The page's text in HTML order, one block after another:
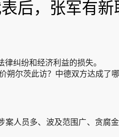
后，张军有新
纠纷和经济利益的损失。
尔茨此访？中德双方达成了
人员多、波及范围广、贪腐